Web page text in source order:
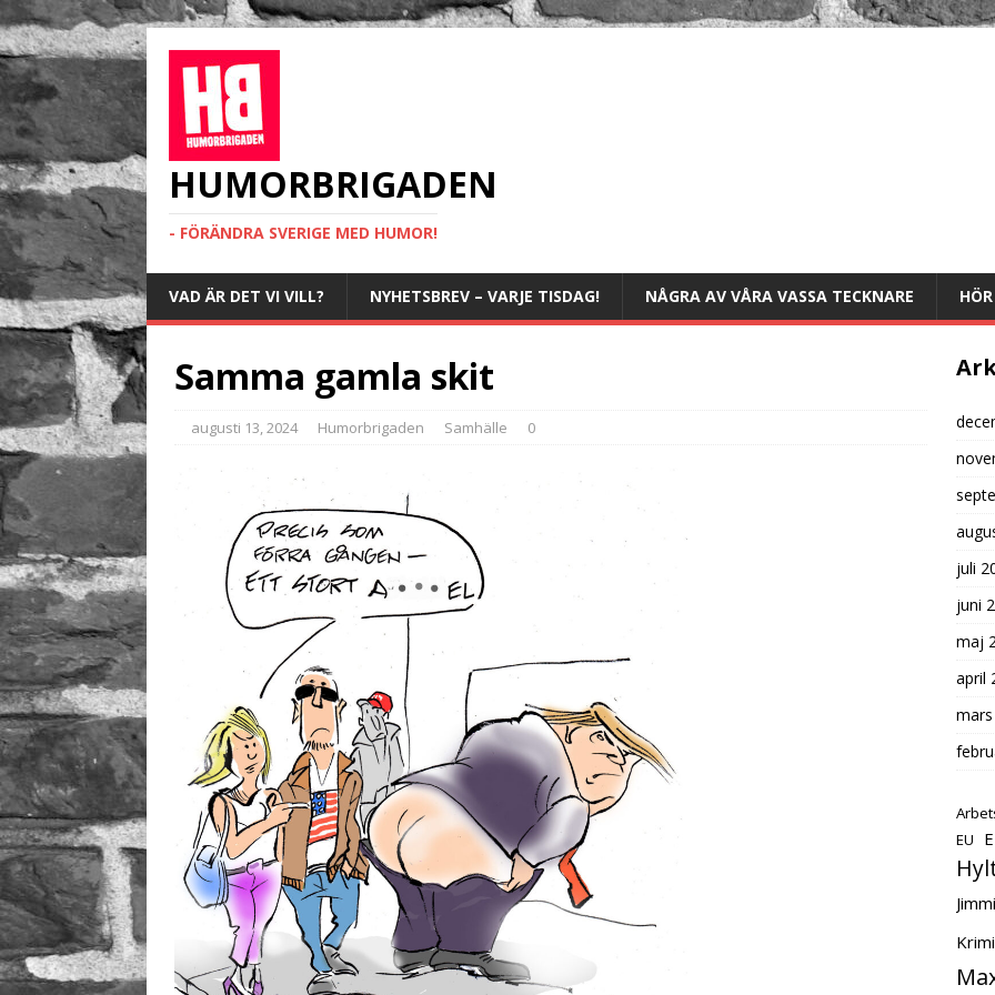
HUMORBRIGADEN
- FÖRÄNDRA SVERIGE MED HUMOR!
VAD ÄR DET VI VILL? NYHETSBREV – VARJE TISDAG! NÅGRA AV VÅRA VASSA TECKNARE
Samma gamla skit
augusti 13, 2024 Humorbrigaden Samhälle 0
juli
juni
maj
april
EU